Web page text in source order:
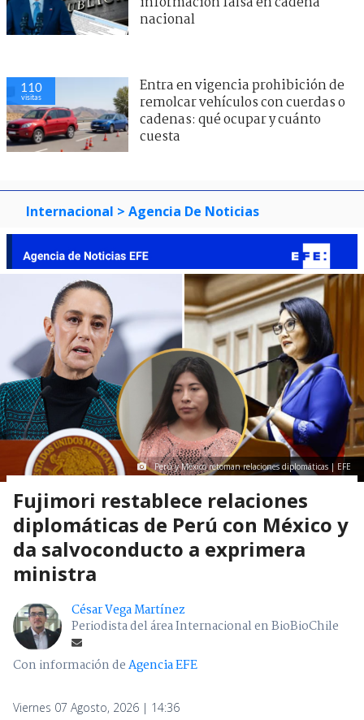
nacional
110
visitas
Entra en vigencia prohibición de
remolcar vehículos con cuerdas o
cadenas: qué ocupar y cuánto
cuesta
Internacional > Agencia De Noticias
Perú y México retoman relaciones diplomáticas | EFE
Fujimori restablece relaciones
diplomáticas de Perú con México y
da salvoconducto a exprimera
ministra
César Vega Martínez
Periodista del área Internacional en BioBioChile
Con información deAgencia EFE
Viernes 07 Agosto, 2026 | 14:36